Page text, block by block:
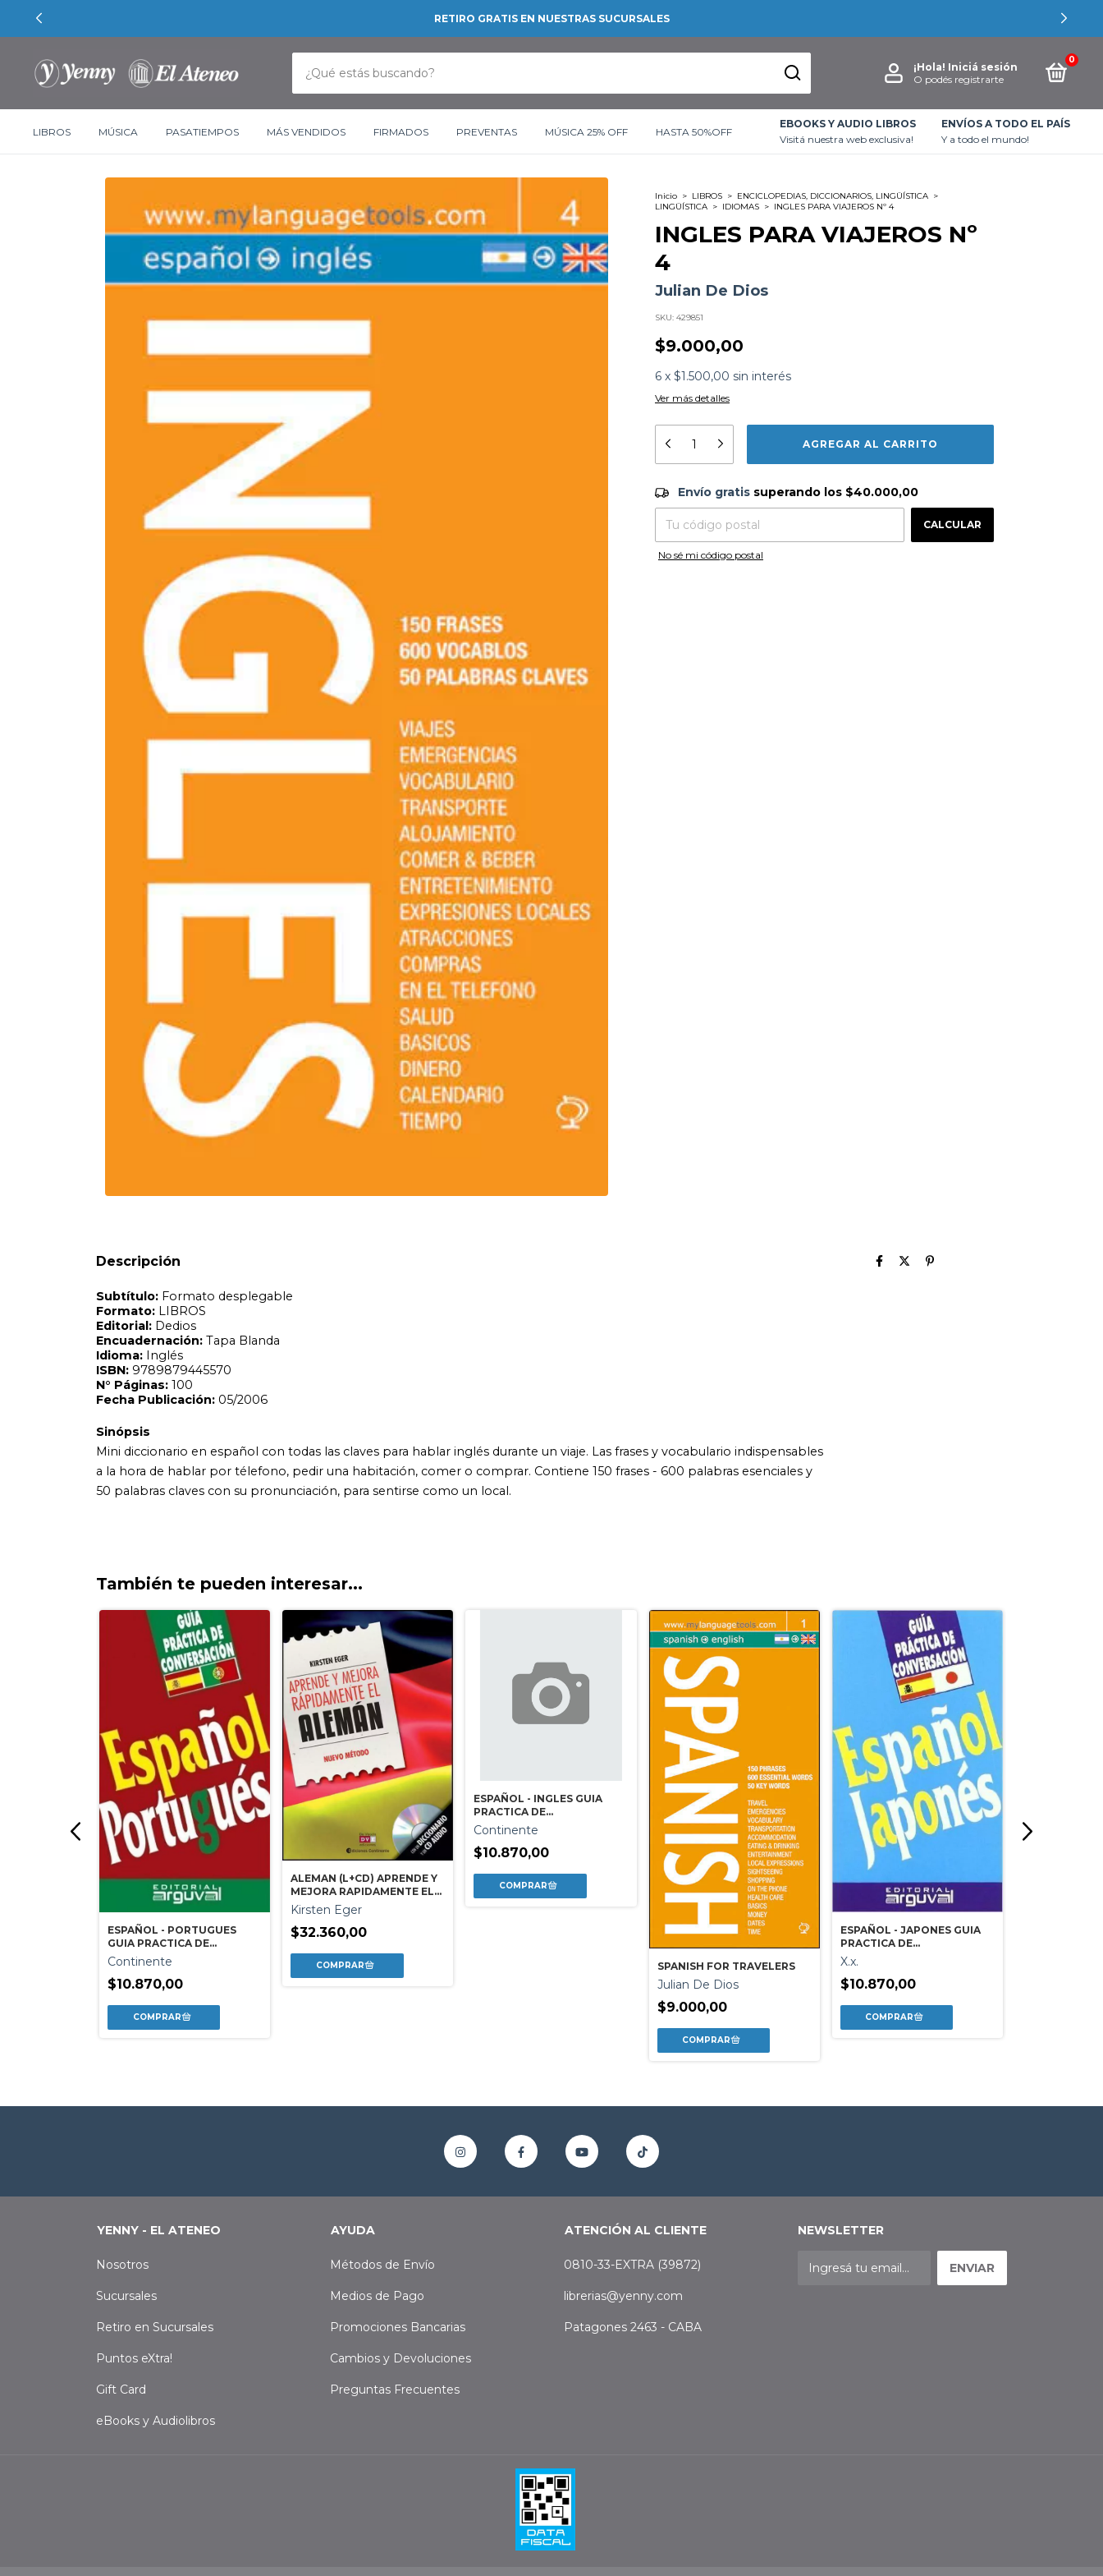
RETIRO GRATIS EN NUESTRAS SUCURSALES
¡Hola! Iniciá sesión
O podés registrarte
0
LIBROS MÚSICA PASATIEMPOS MÁS VENDIDOS FIRMADOS PREVENTAS MÚSICA 25% OFF HASTA 50%OFF
EBOOKS Y AUDIO LIBROS
Visitá nuestra web exclusiva!
ENVÍOS A TODO EL PAÍS
Y a todo el mundo!
Inicio > LIBROS > ENCICLOPEDIAS, DICCIONARIOS, LINGÜÍSTICA >
LINGÜÍSTICA > IDIOMAS > INGLES PARA VIAJEROS Nº 4
INGLES PARA VIAJEROS Nº
4
Julian De Dios
SKU: 429851
$9.000,00
6 x $1.500,00 sin interés
Ver más detalles
Envío gratis $40.000,00
Entregas para el CP: CAMBIAR CP
Envío gratis superando los $40.000,00
CALCULAR
No sé mi código postal
Descripción
Formato desplegable
LIBROS
Dedios
Encuadernación:
9789879445570
Sinópsis
También te pueden interesar...
ESPAÑOL - PORTUGUES
GUIA PRACTICA DE
CONVERSACION
Continente
$10.870,00
ALEMAN (L+CD) APRENDE Y
MEJORA RAPIDAMENTE EL
(ED.ARG.)
Kirsten Eger
$32.360,00
ESPAÑOL - INGLES GUIA
PRACTICA DE
CONVERSACION
Continente
$10.870,00
SPANISH FOR TRAVELERS
Julian De Dios
$9.000,00
ESPAÑOL - JAPONES GUIA
PRACTICA DE
CONVERSACION
X.x.
$10.870,00
YENNY - EL ATENEO
Nosotros
Sucursales
Retiro en Sucursales
Puntos eXtra!
Gift Card
eBooks y Audiolibros
AYUDA
Métodos de Envío
Medios de Pago
Promociones Bancarias
Cambios y Devoluciones
Preguntas Frecuentes
ATENCIÓN AL CLIENTE
0810-33-EXTRA (39872)
librerias@yenny.com
Patagones 2463 - CABA
NEWSLETTER